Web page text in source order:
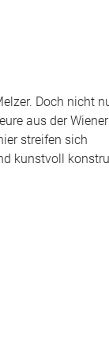
Doch nicht
aus der Wiener
streifen sich
kunstvoll